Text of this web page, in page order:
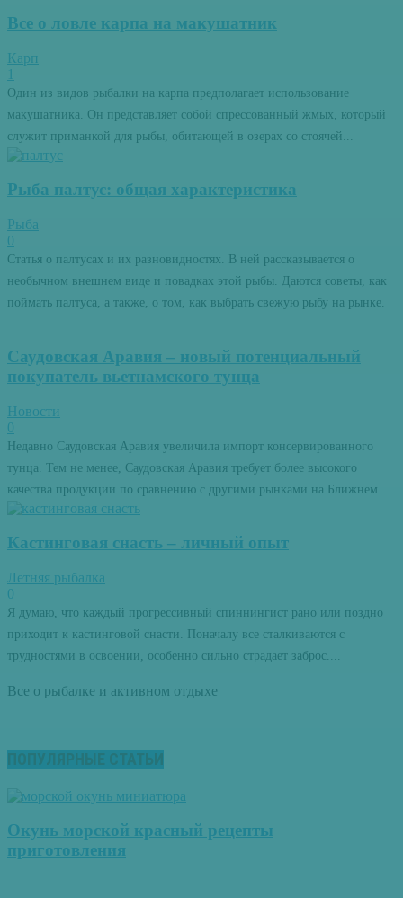
Все о ловле карпа на макушатник
Карп
1
Один из видов рыбалки на карпа предполагает использование
макушатника. Он представляет собой спрессованный жмых, который
служит приманкой для рыбы, обитающей в озерах со стоячей...
Рыба палтус: общая характеристика
Рыба
0
Статья о палтусах и их разновидностях. В ней рассказывается о
необычном внешнем виде и повадках этой рыбы. Даются советы, как
поймать палтуса, а также, о том, как выбрать свежую рыбу на рынке.
Саудовская Аравия – новый потенциальный
покупатель вьетнамского тунца
Новости
0
Недавно Саудовская Аравия увеличила импорт консервированного
тунца. Тем не менее, Саудовская Аравия требует более высокого
качества продукции по сравнению с другими рынками на Ближнем...
Кастинговая снасть – личный опыт
Летняя рыбалка
0
Я думаю, что каждый прогрессивный спиннингист рано или поздно
приходит к кастинговой снасти. Поначалу все сталкиваются с
трудностями в освоении, особенно сильно страдает заброс....
Все о рыбалке и активном отдыхе
ПОПУЛЯРНЫЕ СТАТЬИ
Окунь морской красный рецепты
приготовления